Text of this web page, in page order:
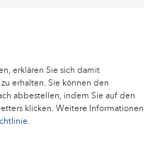
erklären Sie sich damit
erhalten. Sie können den
abbestellen, indem Sie auf den
klicken. Weitere Informationen
.